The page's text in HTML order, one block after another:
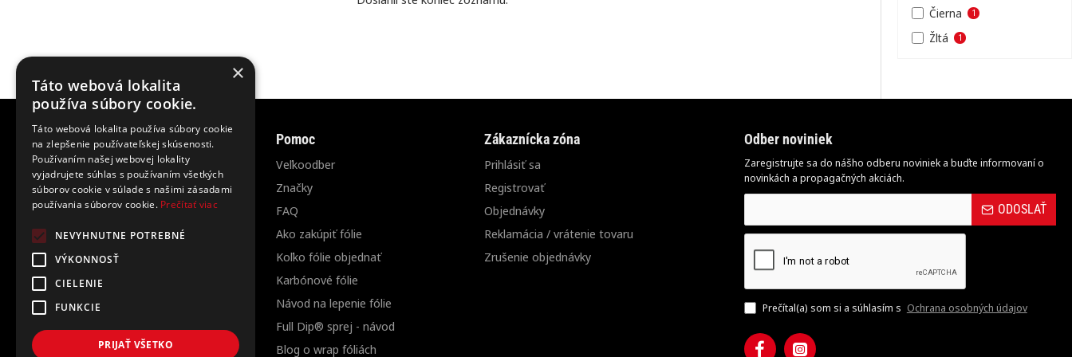
Čierna 1
Žltá 1
Informácie
O nás
Kontakt
Doprava a platba
Obchodné podmienky
Ochrana osobných údajov
Cookies
Pomoc
Veľkoodber
Značky
FAQ
Ako zakúpiť fólie
Koľko fólie objednať
Karbónové fólie
Návod na lepenie fólie
Full Dip® sprej - návod
Blog o wrap fóliách
Zákaznícka zóna
Prihlásiť sa
Registrovať
Objednávky
Reklamácia / vrátenie tovaru
Zrušenie objednávky
Odber noviniek
Zaregistrujte sa do nášho odberu noviniek a buďte informovaní o
novinkách a propagačných akciách.
ODOSLAŤ
Prečítal(a) som si a súhlasím s Ochrana osobných údajov
×
Táto webová lokalita
používa súbory cookie.
Táto webová lokalita používa súbory cookie
na zlepšenie používateľskej skúsenosti.
Používaním našej webovej lokality
vyjadrujete súhlas s používaním všetkých
súborov cookie v súlade s našimi zásadami
používania súborov cookie. Prečítať viac
NEVYHNUTNE POTREBNÉ
VÝKONNOSŤ
CIELENIE
FUNKCIE
PRIJAŤ VŠETKO